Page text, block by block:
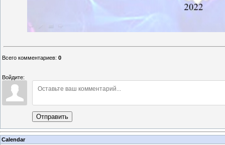
Всего комментариев: 0
Войдите:
Отправить
Calendar